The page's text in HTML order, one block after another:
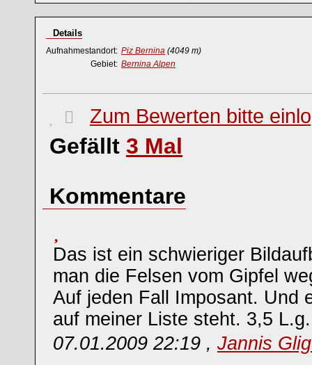
Details
Aufnahmestandort: Piz Bernina (4049 m)
Gebiet: Bernina Alpen
Zum Bewerten bitte
Gefällt 3 Mal
Kommentare
Das ist ein schwieriger
man die Felsen vom Gipfel
Auf jeden Fall Imposant. Und
auf meiner Liste steht. 3,5 L.g.
07.01.2009 22:19 , Jannis